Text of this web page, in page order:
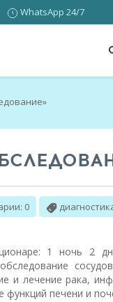
WhatsApp 24/7
0
1 ночь 2
и лечение рака,
функций печени и